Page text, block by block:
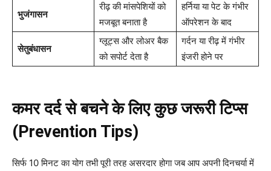
भुजंगासन
रीढ़ की मांसपेशियों को
मजबूत बनाता है
हर्निया या पेट के गंभीर
ऑपरेशन के बाद
सेतुबंधासन
ग्लूट्स और लोअर बैक
को सपोर्ट देता है
गर्दन या रीढ़ में गंभीर
इंजरी होने पर
कमर दर्द से बचने के लिए कुछ जरूरी टिप्स
(Prevention Tips)
सिर्फ 10 मिनट का योग तभी पूरी तरह असरदार होगा जब आप अपनी दिनचर्या में